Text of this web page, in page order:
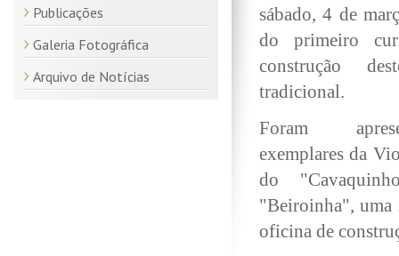
Publicações
Galeria Fotográfica
Arquivo de Notícias
sábado, 4 de
do primeiro
construção
tradicional.
Foram
exemplares da
do
"Beiroinha", uma
oficina de